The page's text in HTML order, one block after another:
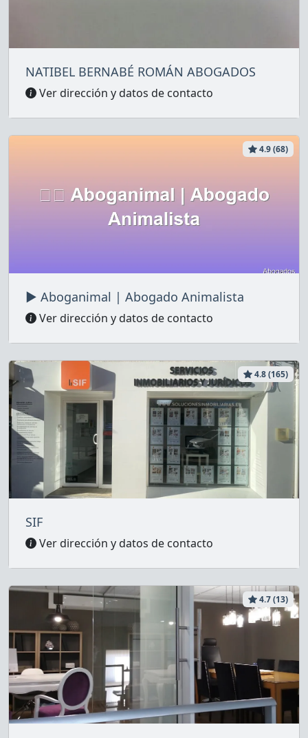
NATIBEL BERNABÉ ROMÁN ABOGADOS
Ver dirección y datos de contacto
4.9 (68)
▶️ Aboganimal | Abogado Animalista
Ver dirección y datos de contacto
4.8 (165)
SIF
Ver dirección y datos de contacto
4.7 (13)